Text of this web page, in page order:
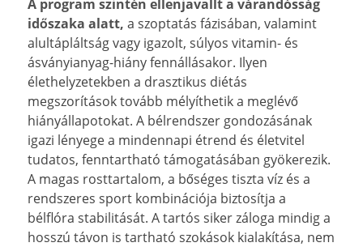
A program szintén ellenjavallt a várandósság
időszaka alatt, a szoptatás fázisában, valamint
alultápláltság vagy igazolt, súlyos vitamin- és
ásványianyag-hiány fennállásakor. Ilyen
élethelyzetekben a drasztikus diétás
megszorítások tovább mélyíthetik a meglévő
hiányállapotokat. A bélrendszer gondozásának
igazi lényege a mindennapi étrend és életvitel
tudatos, fenntartható támogatásában gyökerezik.
A magas rosttartalom, a bőséges tiszta víz és a
rendszeres sport kombinációja biztosítja a
bélflóra stabilitását. A tartós siker záloga mindig a
hosszú távon is tartható szokások kialakítása, nem